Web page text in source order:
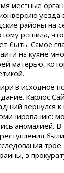
местные
уезда
районы на
решила,
быть. Самое
на кухне
матерью,
в исходное
Карлос
вернулся
аномалией. В
в